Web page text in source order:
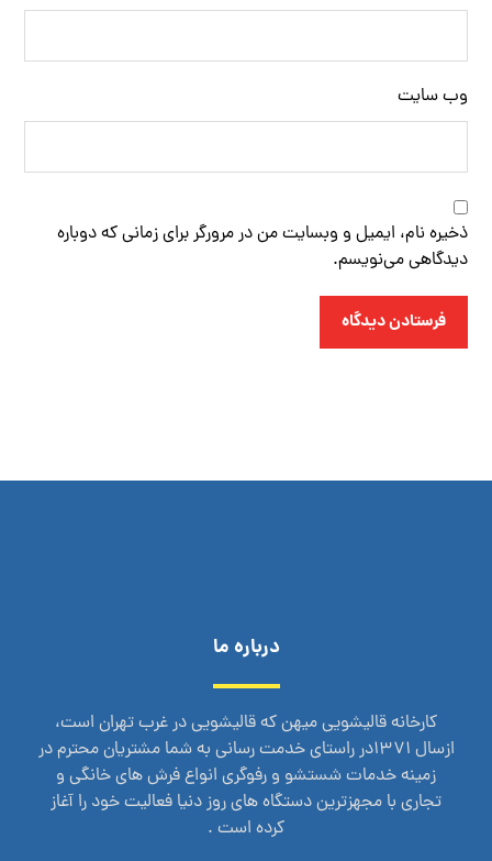
وب‌ سایت
ذخیره نام، ایمیل و وبسایت من در مرورگر برای زمانی که دوباره
دیدگاهی می‌نویسم.
فرستادن دیدگاه
درباره ما
کارخانه قالیشویی میهن که قالیشویی در غرب تهران است،
ازسال 1371در راستای خدمت رسانی به شما مشتریان محترم در
زمینه خدمات شستشو و رفوگری انواع فرش های خانگی و
تجاری با مجهزترین دستگاه های روز دنیا فعالیت خود را آغاز
کرده است .